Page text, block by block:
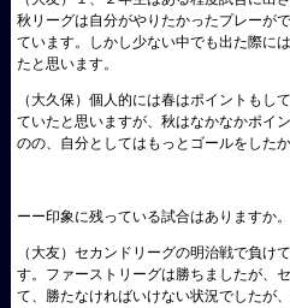
秋リーグは自分がやりたかったプレーが
ています。しかし少ない中でも出た際に
たと思います。
（大久保） 個人的には春はポイントもし
ていたと思いますが、秋はなかなかポイ
のの、自分としてはもっとゴールをした
ーー印象に残っている試合はありますか。
（大友） セカンドリーグの明治戦で負け
す。ファーストリーグは勝ちましたが、
て、勝たなければいけない状況でしたが